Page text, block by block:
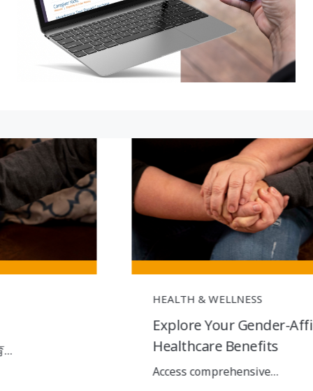
Explore Your Gender-Affirming
Healthcare Benefits
Access comprehensive…